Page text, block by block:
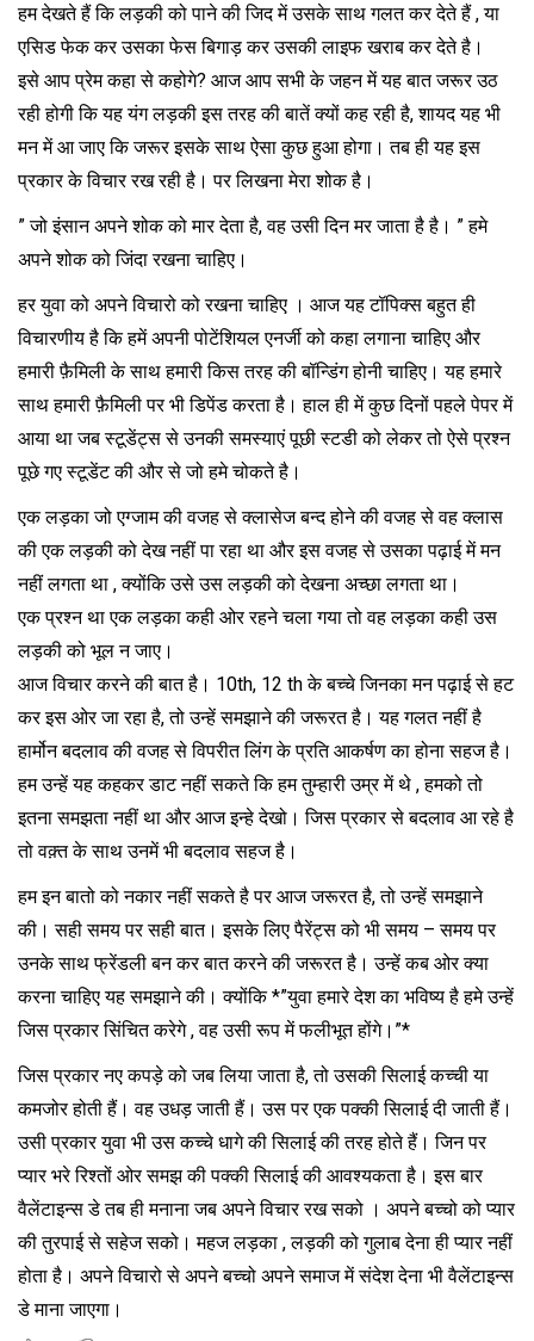
हम देखते हैं कि लड़की को पाने की जिद में उसके साथ गलत कर देते हैं , या
एसिड फेक कर उसका फेस बिगाड़ कर उसकी लाइफ खराब कर देते है।
इसे आप प्रेम कहा से कहोगे? आज आप सभी के जहन में यह बात जरूर उठ
रही होगी कि यह यंग लड़की इस तरह की बातें क्यों कह रही है, शायद यह भी
मन में आ जाए कि जरूर इसके साथ ऐसा कुछ हुआ होगा। तब ही यह इस
प्रकार के विचार रख रही है। पर लिखना मेरा शोक है।
” जो इंसान अपने शोक को मार देता है, वह उसी दिन मर जाता है है। ” हमे
अपने शोक को जिंदा रखना चाहिए।
हर युवा को अपने विचारो को रखना चाहिए । आज यह टॉपिक्स बहुत ही
विचारणीय है कि हमें अपनी पोटेंशियल एनर्जी को कहा लगाना चाहिए और
हमारी फ़ैमिली के साथ हमारी किस तरह की बॉन्डिंग होनी चाहिए। यह हमारे
साथ हमारी फ़ैमिली पर भी डिपेंड करता है। हाल ही में कुछ दिनों पहले पेपर में
आया था जब स्टूडेंट्स से उनकी समस्याएं पूछी स्टडी को लेकर तो ऐसे प्रश्न
पूछे गए स्टूडेंट की और से जो हमे चोकते है।
एक लड़का जो एग्जाम की वजह से क्लासेज बन्द होने की वजह से वह क्लास
की एक लड़की को देख नहीं पा रहा था और इस वजह से उसका पढ़ाई में मन
नहीं लगता था , क्योंकि उसे उस लड़की को देखना अच्छा लगता था।
एक प्रश्न था एक लड़का कही ओर रहने चला गया तो वह लड़का कही उस
लड़की को भूल न जाए।
आज विचार करने की बात है। 10th, 12 th के बच्चे जिनका मन पढ़ाई से हट
कर इस ओर जा रहा है, तो उन्हें समझाने की जरूरत है। यह गलत नहीं है
हार्मोन बदलाव की वजह से विपरीत लिंग के प्रति आकर्षण का होना सहज है।
हम उन्हें यह कहकर डाट नहीं सकते कि हम तुम्हारी उम्र में थे , हमको तो
इतना समझता नहीं था और आज इन्हे देखो। जिस प्रकार से बदलाव आ रहे है
तो वक़्त के साथ उनमें भी बदलाव सहज है।
हम इन बातो को नकार नहीं सकते है पर आज जरूरत है, तो उन्हें समझाने
की। सही समय पर सही बात। इसके लिए पैरेंट्स को भी समय – समय पर
उनके साथ फ्रेंडली बन कर बात करने की जरूरत है। उन्हें कब ओर क्या
करना चाहिए यह समझाने की। क्योंकि *”युवा हमारे देश का भविष्य है हमे उन्हें
जिस प्रकार सिंचित करेगे , वह उसी रूप में फलीभूत होंगे।”*
जिस प्रकार नए कपड़े को जब लिया जाता है, तो उसकी सिलाई कच्ची या
कमजोर होती हैं। वह उधड़ जाती हैं। उस पर एक पक्की सिलाई दी जाती हैं।
उसी प्रकार युवा भी उस कच्चे धागे की सिलाई की तरह होते हैं। जिन पर
प्यार भरे रिश्तों ओर समझ की पक्की सिलाई की आवश्यकता है। इस बार
वैलेंटाइन्स डे तब ही मनाना जब अपने विचार रख सको । अपने बच्चो को प्यार
की तुरपाई से सहेज सको। महज लड़का , लड़की को गुलाब देना ही प्यार नहीं
होता है। अपने विचारो से अपने बच्चो अपने समाज में संदेश देना भी वैलेंटाइन्स
डे माना जाएगा।